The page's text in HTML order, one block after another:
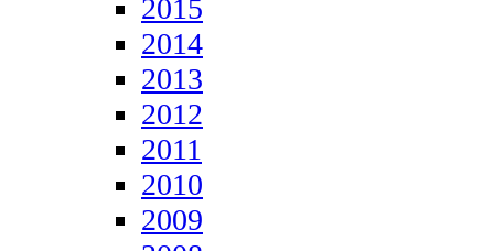
2015
2014
2013
2012
2011
2010
2009